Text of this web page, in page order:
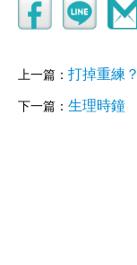
上一篇： 打掉重練？
下一篇： 生理時鐘